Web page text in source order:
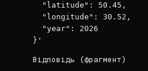
  "latitude": 50.45,
  "longitude": 30.52,
  "year": 2026
}'
Відповідь (фрагмент)